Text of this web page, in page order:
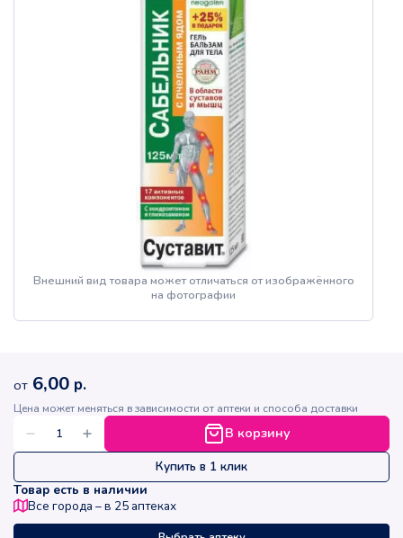
Внешний вид товара может отличаться от изображённого
на фотографии
от 6,00 р.
Цена может меняться в зависимости от аптеки и способа доставки
В корзину
Купить в 1 клик
Товар есть в наличии
Все города – в 25 аптеках